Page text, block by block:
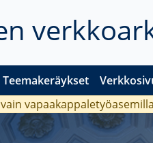
Teemakeräykset